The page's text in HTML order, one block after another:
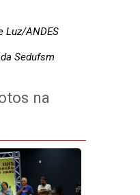
Luz/ANDES
Sedufsm
na